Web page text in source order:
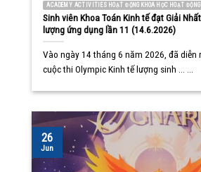
ACADEMY ACTIVITIES HOẠT ĐỘNG KHOA HỌC HOẠT
Sinh viên Khoa Toán Kinh tế đạt Giải
lượng ứng dụng lần 11 (14.6.2026)
Vào ngày 14 tháng 6 năm 2026, đã diễn
cuộc thi Olympic Kinh tế lượng sinh ... ...
26
Jun